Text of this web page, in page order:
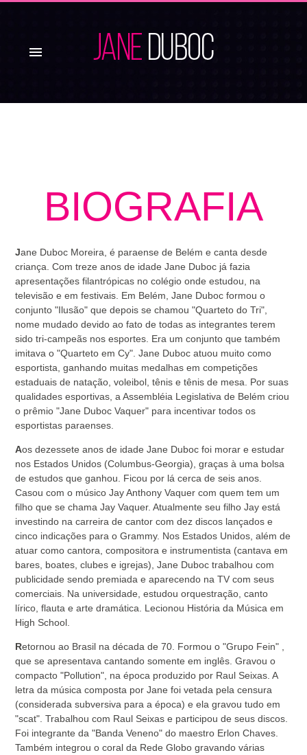
menu
BIOGRAFIA
Jane Duboc Moreira, é paraense de Belém e canta desde
criança. Com treze anos de idade Jane Duboc já fazia
apresentações filantrópicas no colégio onde estudou, na
televisão e em festivais. Em Belém, Jane Duboc formou o
conjunto "Ilusão" que depois se chamou "Quarteto do Tri",
nome mudado devido ao fato de todas as integrantes terem
sido tri-campeãs nos esportes. Era um conjunto que também
imitava o "Quarteto em Cy". Jane Duboc atuou muito como
esportista, ganhando muitas medalhas em competições
estaduais de natação, voleibol, tênis e tênis de mesa. Por suas
qualidades esportivas, a Assembléia Legislativa de Belém criou
o prêmio "Jane Duboc Vaquer" para incentivar todos os
esportistas paraenses.
Aos dezessete anos de idade Jane Duboc foi morar e estudar
nos Estados Unidos (Columbus-Georgia), graças à uma bolsa
de estudos que ganhou. Ficou por lá cerca de seis anos.
Casou com o músico Jay Anthony Vaquer com quem tem um
filho que se chama Jay Vaquer. Atualmente seu filho Jay está
investindo na carreira de cantor com dez discos lançados e
cinco indicações para o Grammy. Nos Estados Unidos, além de
atuar como cantora, compositora e instrumentista (cantava em
bares, boates, clubes e igrejas), Jane Duboc trabalhou com
publicidade sendo premiada e aparecendo na TV com seus
comerciais. Na universidade, estudou orquestração, canto
lírico, flauta e arte dramática. Lecionou História da Música em
High School.
Retornou ao Brasil na década de 70. Formou o "Grupo Fein" ,
que se apresentava cantando somente em inglês. Gravou o
compacto "Pollution", na época produzido por Raul Seixas. A
letra da música composta por Jane foi vetada pela censura
(considerada subversiva para a época) e ela gravou tudo em
"scat". Trabalhou com Raul Seixas e participou de seus discos.
Foi integrante da "Banda Veneno" do maestro Erlon Chaves.
Também integrou o coral da Rede Globo gravando várias